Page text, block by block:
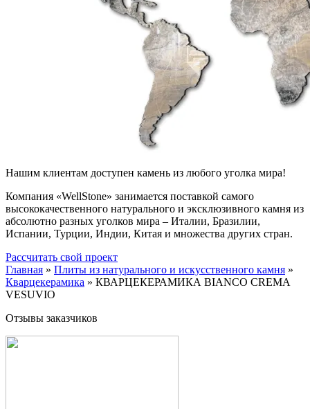
Нашим клиентам доступен камень из любого уголка мира!
Компания «WellStone» занимается поставкой самого
высококачественного натурального и эксклюзивного камня из
абсолютно разных уголков мира – Италии, Бразилии,
Испании, Турции, Индии, Китая и множества других стран.
Рассчитать свой проект
Главная » Плиты из натурального и искусственного камня »
Кварцекерамика » КВАРЦЕКЕРАМИКА BIANCO CREMA
VESUVIO
Отзывы заказчиков